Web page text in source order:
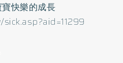
快樂的成長